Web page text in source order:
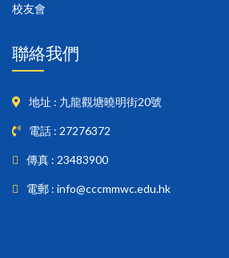
校友會
聯絡我們
地址 : 九龍觀塘曉明街20號
電話 : 27276372
傳真 : 23483900
電郵 : info@cccmmwc.edu.hk